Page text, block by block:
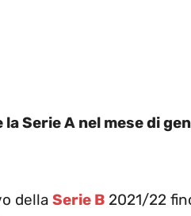
Serie A nel mese di
della Serie B 2021/22